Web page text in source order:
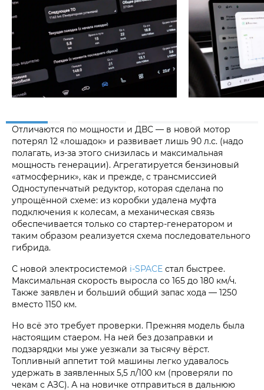
Отличаются по мощности и ДВС — в новой мотор
потерял 12 «лошадок» и развивает лишь 90 л.с. (надо
полагать, из-за этого снизилась и максимальная
мощность генерации). Агрегатируется бензиновый
«атмосферник», как и прежде, с трансмиссией
Одноступенчатый редуктор, которая сделана по
упрощённой схеме: из коробки удалена муфта
подключения к колесам, а механическая связь
обеспечивается только со стартер-генератором и
таким образом реализуется схема последовательного
гибрида.
С новой электросистемой i‑SPACE стал быстрее.
Максимальная скорость выросла со 165 до 180 км/ч.
Также заявлен и больший общий запас хода — 1250
вместо 1150 км.
Но всё это требует проверки. Прежняя модель была
настоящим стаером. На ней без дозаправки и
подзарядки мы уже уезжали за тысячу вёрст.
Топливный аппетит той машины легко удавалось
удержать в заявленных 5,5 л/100 км (проверяли по
чекам с АЗС). А на новичке отправиться в дальнюю